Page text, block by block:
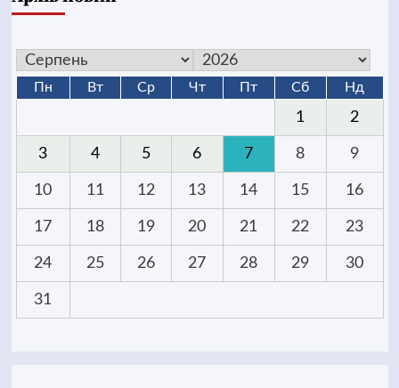
Пн Вт Ср Чт Пт Сб Нд
1 2
3 4 5 6 7 8 9
10 11 12 13 14 15 16
17 18 19 20 21 22 23
24 25 26 27 28 29 30
31